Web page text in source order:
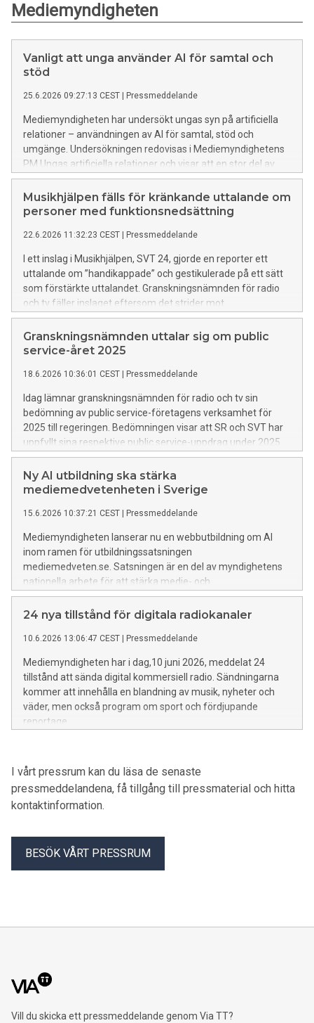
Mediemyndigheten
Vanligt att unga använder AI för samtal och
stöd
25.6.2026 09:27:13 CEST Pressmeddelande
Mediemyndigheten har undersökt ungas syn på artificiella
relationer – användningen av AI för samtal, stöd och
umgänge. Undersökningen redovisas i Mediemyndighetens
PM Ungas artificiella relationer och visar att en stor del av
unga i Sverige använder AI som komplement till mänskliga
samtal.
Musikhjälpen fälls för kränkande uttalande om
personer med funktionsnedsättning
22.6.2026 11:32:23 CEST Pressmeddelande
I ett inslag i Musikhjälpen, SVT 24, gjorde en reporter ett
uttalande om ”handikappade” och gestikulerade på ett sätt
som förstärkte uttalandet. Granskningsnämnden för radio
och tv fäller inslaget eftersom det strider mot
bestämmelsen om televisionens särskilda genomslagskraft.
Granskningsnämnden uttalar sig om public
service-året 2025
18.6.2026 10:36:01 CEST Pressmeddelande
Idag lämnar granskningsnämnden för radio och tv sin
bedömning av public service-företagens verksamhet för
2025 till regeringen. Bedömningen visar att SR och SVT har
uppfyllt sina respektive public service-uppdrag under 2025.
SVT kritiseras dock fortsatt för bristande kvalitet i
textningen. UR har uppfyllt uppdraget utom i ett avseende
som gäller utbildningsutbudet för högskolan.
Ny AI utbildning ska stärka
mediemedvetenheten i Sverige
15.6.2026 10:37:21 CEST Pressmeddelande
Mediemyndigheten lanserar nu en webbutbildning om AI
inom ramen för utbildningssatsningen
mediemedveten.se. Satsningen är en del av myndighetens
nationella arbete för att stärka medie- och
informationskunnigheten (MIK) i befolkningen.
24 nya tillstånd för digitala radiokanaler
10.6.2026 13:06:47 CEST Pressmeddelande
Mediemyndigheten har i dag,10 juni 2026, meddelat 24
tillstånd att sända digital kommersiell radio. Sändningarna
kommer att innehålla en blandning av musik, nyheter och
väder, men också program om sport och fördjupande
reportage.
I vårt pressrum kan du läsa de senaste
pressmeddelandena, få tillgång till pressmaterial och hitta
kontaktinformation.
BESÖK VÅRT PRESSRUM
Vill du skicka ett pressmeddelande genom Via TT?